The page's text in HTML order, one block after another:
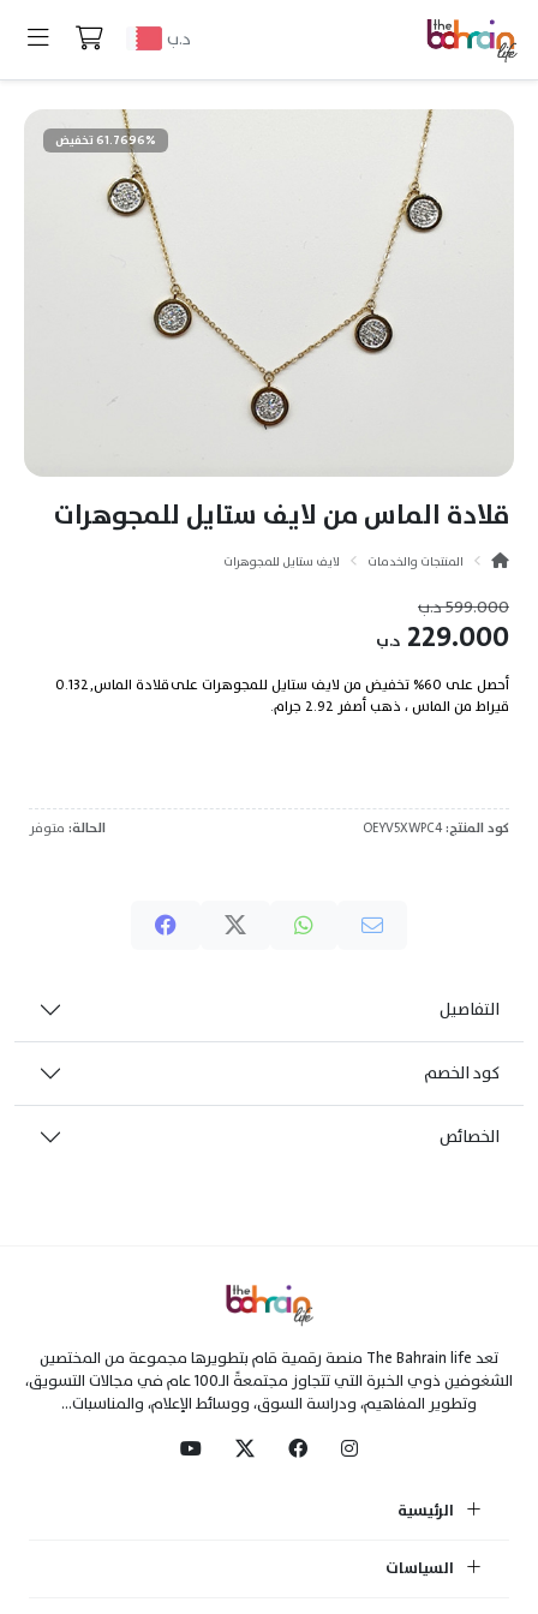
د.ب
61.7696% تخفيض
قلادة الماس من لايف ستايل للمجوهرات
المنتجات والخدمات لايف ستايل للمجوهرات
599.000د.ب
229.000 د.ب
أحصل على 60% تخفيض من لايف ستايل للمجوهرات على قلادة الماس, 0.132
قيراط من الماس ، ذهب أصفر 2.92 جرام.
كود المنتج:OEYV5XWPC4 الحالة: متوفر
التفاصيل
كود الخصم
الخصائص
تعد The Bahrain life منصة رقمية قام بتطويرها مجموعة من المختصين
الشغوفين ذوي الخبرة التي تتجاوز مجتمعةً الـ100 عام في مجالات التسويق،
وتطوير المفاهيم، ودراسة السوق، ووسائط الإعلام، والمناسبات...
الرئيسية
السياسات